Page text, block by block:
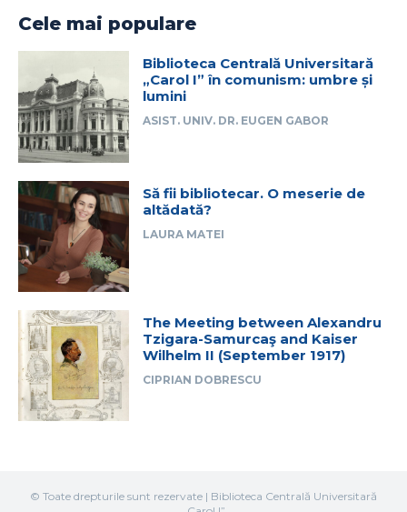
Cele mai populare
Biblioteca Centrală Universitară
„Carol I” în comunism: umbre și
lumini
ASIST. UNIV. DR. EUGEN GABOR
Să fii bibliotecar. O meserie de
altădată?
LAURA MATEI
The Meeting between Alexandru
Tzigara-Samurcaş and Kaiser
Wilhelm II (September 1917)
CIPRIAN DOBRESCU
© Toate drepturile sunt rezervate | Biblioteca Centrală Universitară